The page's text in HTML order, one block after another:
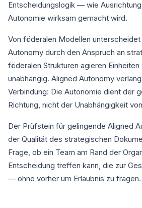
Entscheidungslogik — wie
Autonomie wirksam gemacht wird.
Von föderalen Modellen
Autonomy durch den Anspruch an
föderalen Strukturen agieren
unabhängig. Aligned Autonomy
Verbindung: Die Autonomie dient der
Richtung, nicht der Unabhängigkeit
Der Prüfstein für gelingende Aligned
der Qualität des strategischen
Frage, ob ein Team am Rand der
Entscheidung treffen kann, die zur
— ohne vorher um Erlaubnis zu fragen.